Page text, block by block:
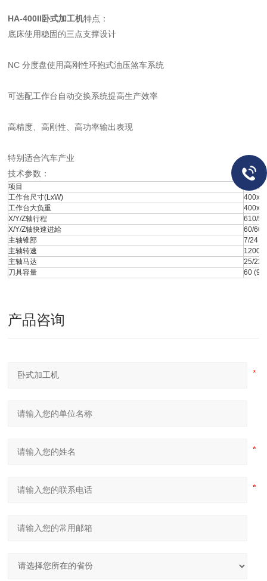
HA-400II卧式加工机特点：
底床使用稳固的三点支撑设计
NC 分度盘使用高刚性环抱式油压煞车系统
可选配工作台自动交换系统提高生产效率
高精度、高刚性、高功率输出表现
特别适合汽车产业
技术参数：
项目
HA-
工作台尺寸(LxW)
工作台大负重
400x2
X/Y/Z轴行程
610/
X/Y/Z轴快速进給
60/60/
主轴锥部
7/24
主轴转速
12000
主轴马达
25/22
刀具容量
60
产品咨询